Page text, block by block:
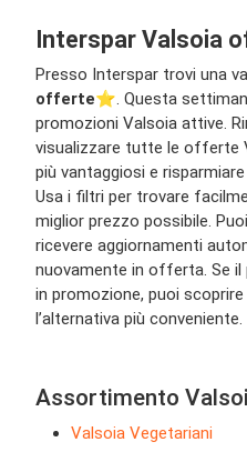
Interspar Valsoia
Presso Interspar trovi una
offerte⭐️. Questa
promozioni Valsoia attive.
visualizzare tutte le offerte
più vantaggiosi e
Usa i filtri per trovare
miglior prezzo possibile.
ricevere aggiornamenti
nuovamente in offerta. Se
in promozione, puoi
l’alternativa più conveniente.
Assortimento
Valsoia Vegetariani